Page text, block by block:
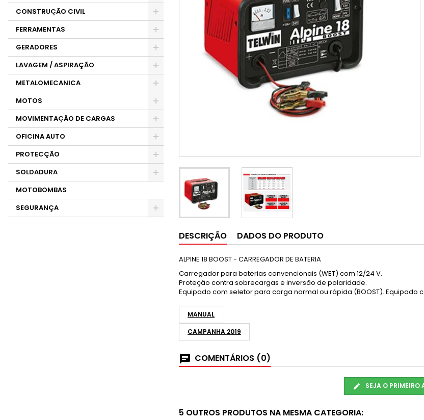
CONSTRUÇÃO CIVIL
FERRAMENTAS
GERADORES
LAVAGEM / ASPIRAÇÃO
METALOMECANICA
MOTOS
MOVIMENTAÇÃO DE CARGAS
OFICINA AUTO
PROTECÇÃO
SOLDADURA
MOTOBOMBAS
SEGURANÇA
DESCRIÇÃO DADOS DO PRODUTO
ALPINE 18 BOOST - CARREGADOR DE BATERIA
Carregador para baterias convencionais (WET) com 12/24 V.
Proteção contra sobrecargas e inversão de polaridade.
Equipado com seletor para carga normal ou rápida (BOOST). Equipado
MANUAL
CAMPANHA 2019
COMENTÁRIOS (0)
SEJA O
5 OUTROS PRODUTOS NA MESMA CATEGORIA: